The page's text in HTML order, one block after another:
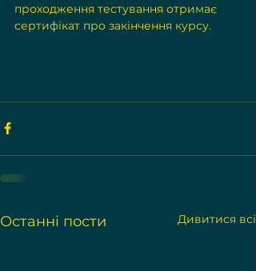
проходження тестування отримає
сертифікат про закінчення курсу.
Останні пости Дивитися всі